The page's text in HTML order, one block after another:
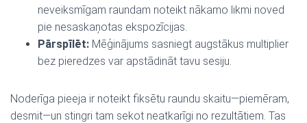
neveiksmīgam raundam noteikt nākamo likmi noved
pie nesaskaņotas ekspozīcijas.
Pārspīlēt: Mēģinājums sasniegt augstākus multiplier
bez pieredzes var apstādināt tavu sesiju.
Noderīga pieeja ir noteikt fiksētu raundu skaitu—piemēram,
desmit—un stingri tam sekot neatkarīgi no rezultātiem. Tas